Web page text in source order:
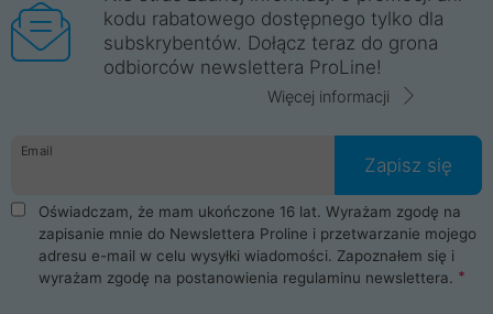
kodu rabatowego dostępnego tylko dla
subskrybentów. Dołącz teraz do grona
odbiorców newslettera ProLine!
Więcej informacji
Email
Zapisz się
Oświadczam, że mam ukończone 16 lat. Wyrażam zgodę na
zapisanie mnie do Newslettera Proline i przetwarzanie mojego
adresu e-mail w celu wysyłki wiadomości. Zapoznałem się i
wyrażam zgodę na postanowienia regulaminu newslettera.